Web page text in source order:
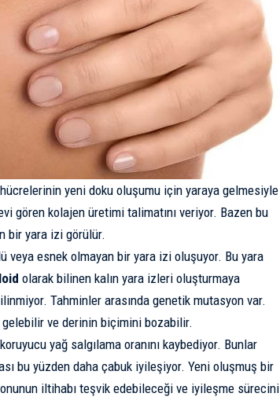
hücrelerinin yeni doku oluşumu için yaraya gelmesiyle
görenkolajen üretimi talimatını veriyor. Bazen bu
bir yara izi görülür.
veya esnek olmayan bir yara izi oluşuyor. Bu yara
olarak bilinen kalın yara izleri oluşturmaya
Tahminler arasında genetik mutasyon var.
gelebilir ve derinin biçimini bozabilir.
yağ salgılama oranını kaybediyor. Bunlar
bu yüzden daha çabuk iyileşiyor. Yeni oluşmuş bir
iltihabı teşvik edebileceği ve iyileşme sürecini